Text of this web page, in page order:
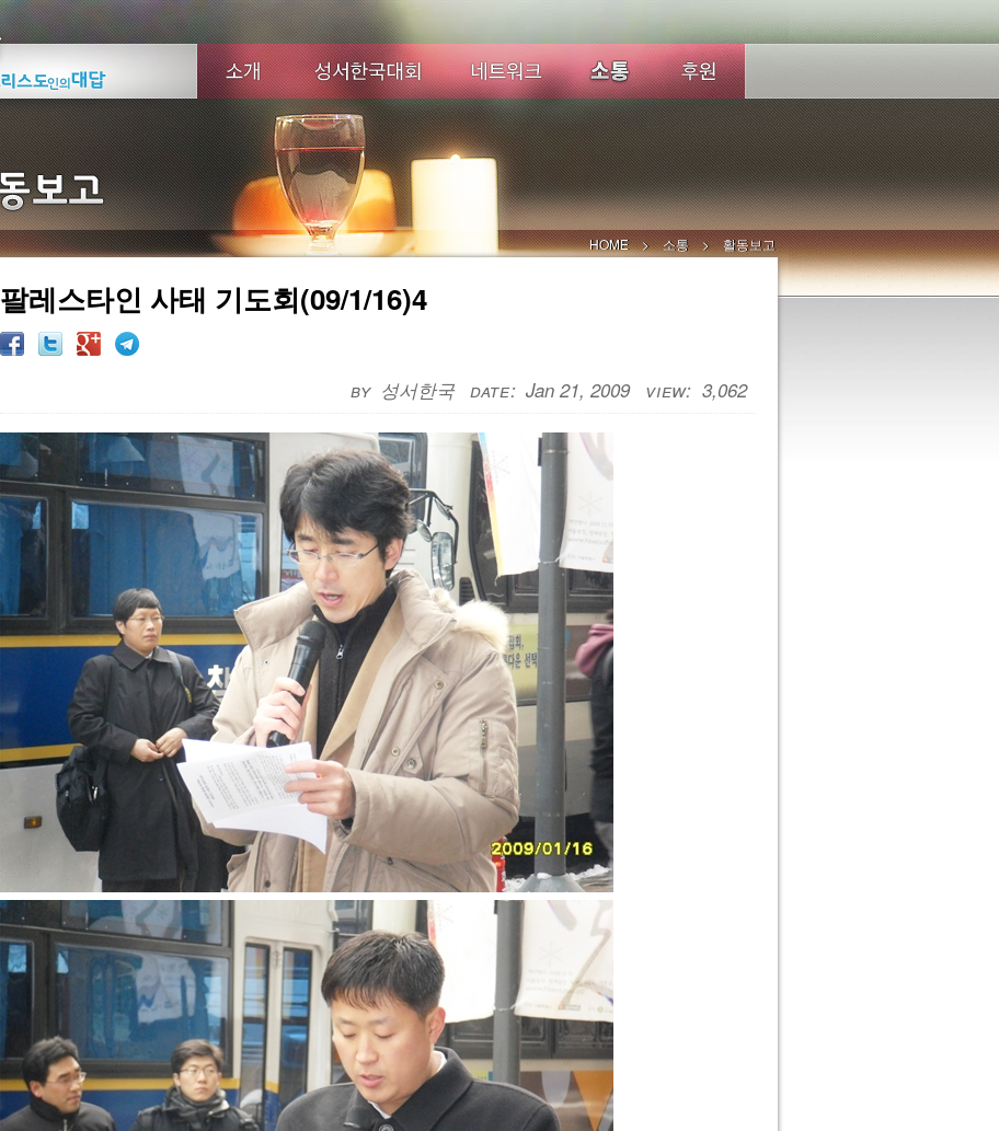
HOME 소통 활동보고
팔레스타인 사태 기도회(09/1/16)4
성서한국 Jan 21, 2009 3,062